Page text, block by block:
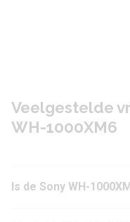
Veelgestelde
WH-1000XM6
Is de Sony WH-